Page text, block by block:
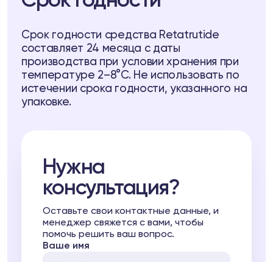
Срок годности средства Retatrutide
составляет 24 месяца с даты
производства при условии хранения при
температуре 2–8°C. Не использовать по
истечении срока годности, указанного на
упаковке.
Нужна
консультация?
Оставьте свои контактные данные, и
менеджер свяжется с вами, чтобы
помочь решить ваш вопрос.
Ваше имя